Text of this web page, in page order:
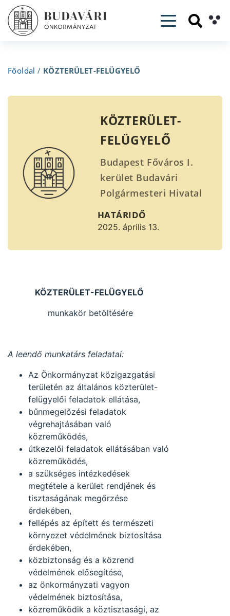
Toggle
Főoldal / KÖZTERÜLET-FELÜGYELŐ
KÖZTERÜLET-
FELÜGYELŐ
Budapest Főváros I.
kerület Budavári
Polgármesteri Hivatal
pályázatot hirdet
KÖZTERÜLET-
HATÁRIDŐ
2025. április 13.
KÖZTERÜLET-FELÜGYELŐ
munkakör betöltésére
A leendő munkatárs feladatai:
Az Önkormányzat közigazgatási
területén az általános közterület-
felügyelői feladatok ellátása,
bűnmegelőzési feladatok
végrehajtásában való
közreműködés,
útkezelői feladatok ellátásában való
közreműködés,
a szükséges intézkedések
megtétele a kerület rendjének és
tisztaságának megőrzése
érdekében,
fellépés az épített és természeti
környezet védelmének biztosítása
érdekében,
közbiztonság és a közrend
védelmének elősegítése,
az önkormányzati vagyon
védelmének biztosítása,
közreműködik a köztisztasági, az